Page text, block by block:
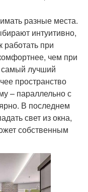
разные места.
интуитивно,
работать при
чем при
самый лучший
пространство
– параллельно с
В последнем
свет из окна,
собственным